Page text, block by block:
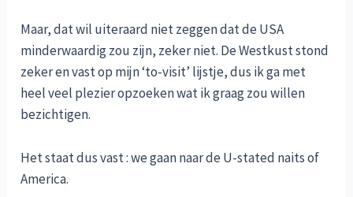
Maar, dat wil uiteraard niet zeggen dat de USA
minderwaardig zou zijn, zeker niet. De Westkust stond
zeker en vast op mijn ‘to-visit’ lijstje, dus ik ga met
heel veel plezier opzoeken wat ik graag zou willen
bezichtigen.
Het staat dus vast : we gaan naar de U-stated naits of
America.